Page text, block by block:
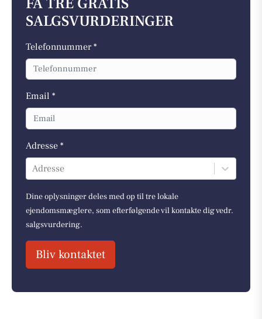
SALGSVURDERINGER
Telefonnummer *
Email *
Adresse *
Adresse
Dine oplysninger deles med op til tre lokale
ejendomsmæglere, som efterfølgende vil kontakte dig vedr.
salgsvurdering.
Bliv kontaktet